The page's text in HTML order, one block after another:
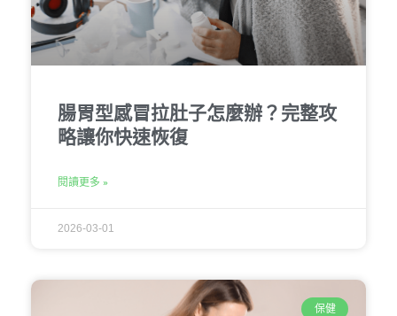
腸胃型感冒拉肚子怎麼辦？完整攻
略讓你快速恢復
閱讀更多 »
2026-03-01
保健